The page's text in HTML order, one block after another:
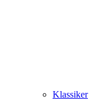
Klassiker